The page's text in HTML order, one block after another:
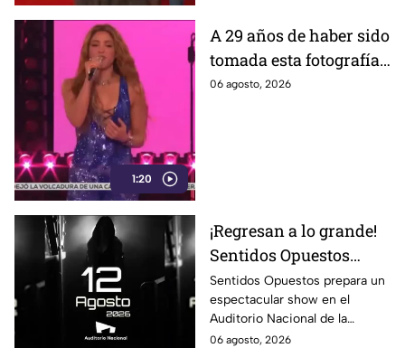
1:20
A 29 años de haber sido
tomada esta fotografía,
Shakira recrea uno de
06 agosto, 2026
¡Regresan a lo grande!
Sentidos Opuestos
alista show inolvidable
en el Auditorio
Nacional
Sentidos Opuestos prepara un
espectacular show en el
Auditorio Nacional de la
CDMX. Descubre las fechas,
06 agosto, 2026